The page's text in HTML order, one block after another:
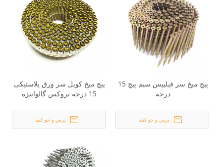
پیچ میخ سر فیلیپس سیم پیچ 15
درجه
پرس و جو کنید
پیچ میخ کویل سر ورق پلاستیکی
15 درجه تروکس گالوانیزه
پرس و جو کنید